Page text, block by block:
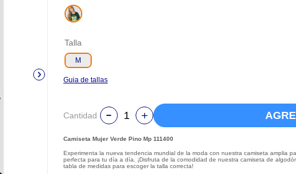
Talla
M
Guia de tallas
Cantidad
Camiseta Mujer Verde Pino Mp 111400
Experimenta la nueva tendencia mundial de la moda con nuestra camiseta amplia
perfecta para tu día a día. ¡Disfruta de la comodidad de nuestra camiseta de
tabla de medidas para escoger la talla correcta!